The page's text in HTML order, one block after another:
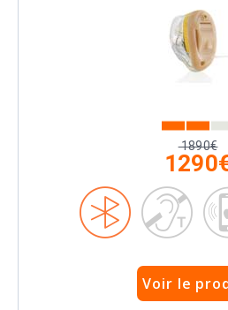
1890€
Voir le